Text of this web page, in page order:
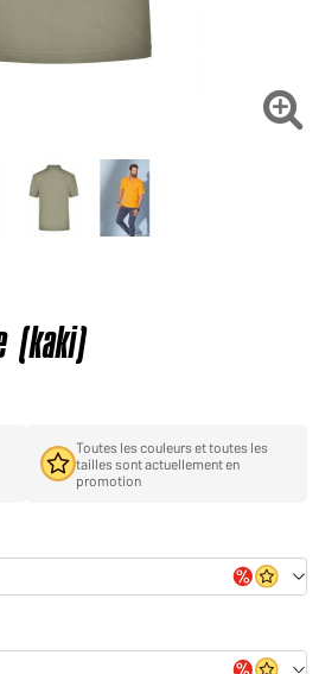
des produits pour votre besoin

(kaki)
Toutes les couleurs et toutes les
tailles sont actuellement en
promotion